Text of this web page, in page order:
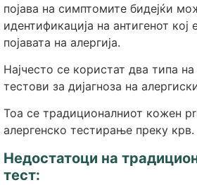
појава на симптомите бидејќи
идентификација на антигенот кој
појавата на алергија.
Најчесто се користат два типа на
тестови за дијагноза на
Тоа се традиционалниот кожeн
алергенско тестирање преку крв.
Недостатоци на
тест: